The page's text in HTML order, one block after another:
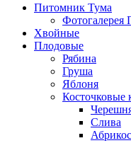
Питомник Тума
Фотогалерея
Хвойные
Плодовые
Рябина
Груша
Яблоня
Косточковые
Слива
Абрикос